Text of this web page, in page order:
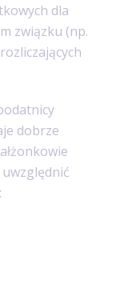
dla
związku (np.
dobrze